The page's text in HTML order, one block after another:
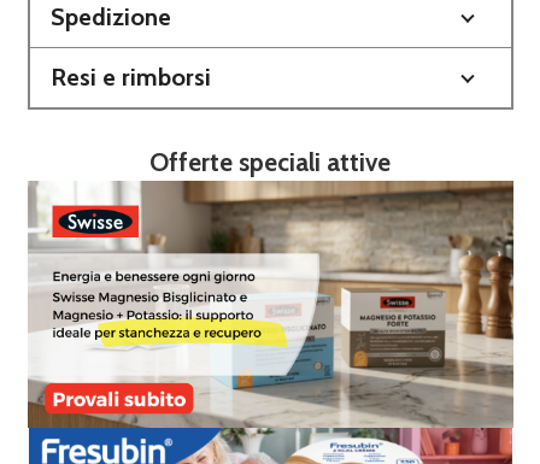
Spedizione
Resi e rimborsi
Offerte speciali attive